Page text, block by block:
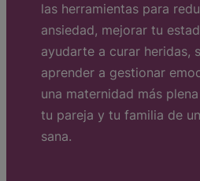
las herramientas para
ansiedad, mejorar tu
ayudarte a curar heridas,
aprender a gestionar
una maternidad más
tu pareja y tu familia de
sana.